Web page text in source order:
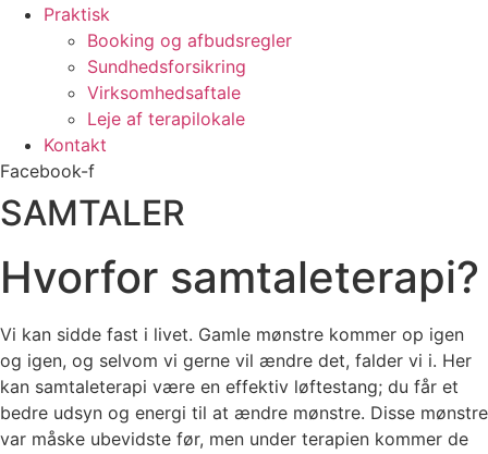
Praktisk
Booking og afbudsregler
Sundhedsforsikring
Virksomhedsaftale
Leje af terapilokale
Kontakt
Facebook-f
SAMTALER
Hvorfor samtaleterapi?
Vi kan sidde fast i livet. Gamle mønstre kommer op igen
og igen, og selvom vi gerne vil ændre det, falder vi i. Her
kan samtaleterapi være en effektiv løftestang; du får et
bedre udsyn og energi til at ændre mønstre. Disse mønstre
var måske ubevidste før, men under terapien kommer de